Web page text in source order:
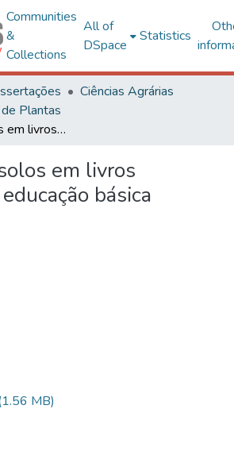
Communities
&
Collections
All of
DSpace
Statistics
Ciências Agrárias
Plantas
Saberes de solos em livros didáticos da educação básica
em livros
básica
MB)